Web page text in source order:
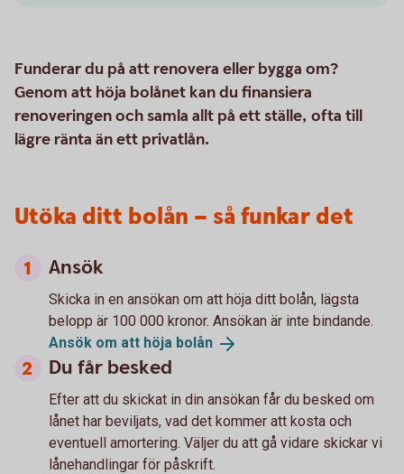
Funderar du på att renovera eller bygga om?
Genom att höja bolånet kan du finansiera
renoveringen och samla allt på ett ställe, ofta till
lägre ränta än ett privatlån.
Utöka ditt bolån – så funkar det
Ansök
Skicka in en ansökan om att höja ditt bolån, lägsta
belopp är 100 000 kronor. Ansökan är inte bindande.
Ansök om att höja bolån
Du får besked
Efter att du skickat in din ansökan får du besked om
lånet har beviljats, vad det kommer att kosta och
eventuell amortering. Väljer du att gå vidare skickar vi
lånehandlingar för påskrift.